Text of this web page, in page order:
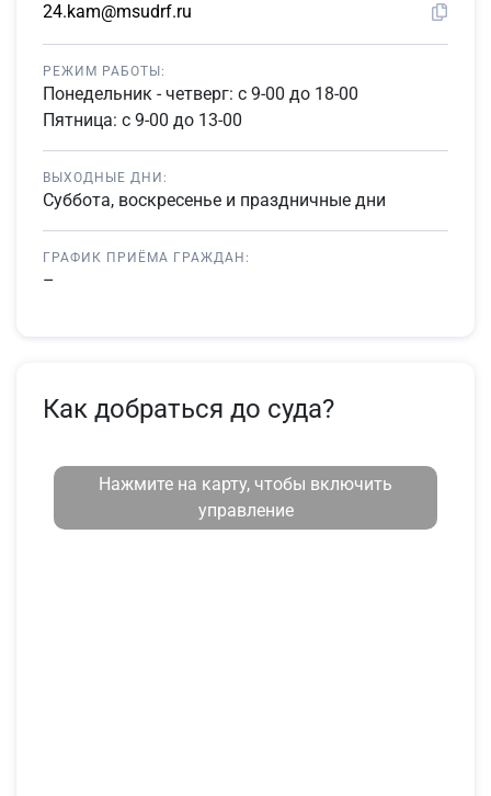
24.kam@msudrf.ru
РЕЖИМ РАБОТЫ:
Понедельник - четверг: с 9-00 до 18-00
Пятница: с 9-00 до 13-00
ВЫХОДНЫЕ ДНИ:
Суббота, воскресенье и праздничные дни
ГРАФИК ПРИЁМА ГРАЖДАН:
–
Как добраться до суда?
Нажмите на карту, чтобы включить
управление